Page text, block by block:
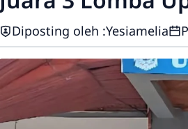
Diposting oleh :Yesiamelia